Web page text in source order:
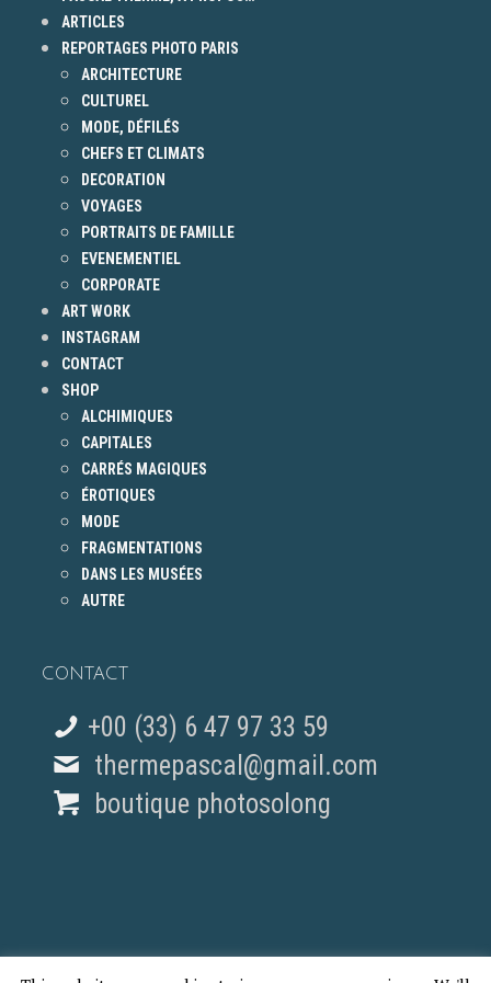
ARTICLES
REPORTAGES PHOTO PARIS
ARCHITECTURE
CULTUREL
MODE, DÉFILÉS
CHEFS ET CLIMATS
DECORATION
VOYAGES
PORTRAITS DE FAMILLE
EVENEMENTIEL
CORPORATE
ART WORK
INSTAGRAM
CONTACT
SHOP
ALCHIMIQUES
CAPITALES
CARRÉS MAGIQUES
ÉROTIQUES
MODE
FRAGMENTATIONS
DANS LES MUSÉES
AUTRE
CONTACT
+00 (33) 6 47 97 33 59
thermepascal@gmail.com
boutique photosolong